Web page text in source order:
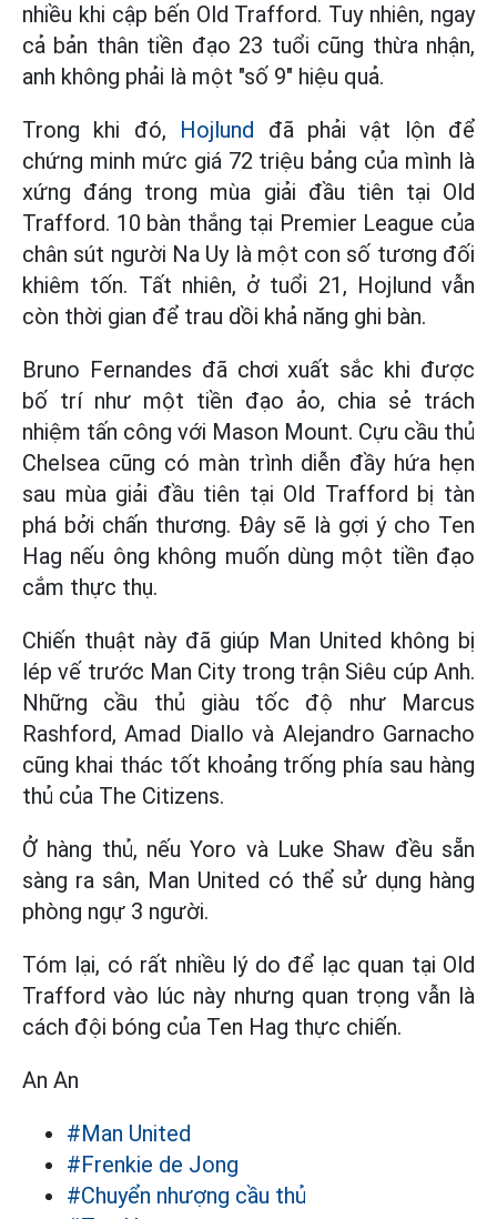
nhiều khi cập bến Old Trafford. Tuy nhiên, ngay
cả bản thân tiền đạo 23 tuổi cũng thừa nhận,
anh không phải là một "số 9" hiệu quả.
Trong khi đó, Hojlund đã phải vật lộn để
chứng minh mức giá 72 triệu bảng của mình là
xứng đáng trong mùa giải đầu tiên tại Old
Trafford. 10 bàn thắng tại Premier League của
chân sút người Na Uy là một con số tương đối
khiêm tốn. Tất nhiên, ở tuổi 21, Hojlund vẫn
còn thời gian để trau dồi khả năng ghi bàn.
Bruno Fernandes đã chơi xuất sắc khi được
bố trí như một tiền đạo ảo, chia sẻ trách
nhiệm tấn công với Mason Mount. Cựu cầu thủ
Chelsea cũng có màn trình diễn đầy hứa hẹn
sau mùa giải đầu tiên tại Old Trafford bị tàn
phá bởi chấn thương. Đây sẽ là gợi ý cho Ten
Hag nếu ông không muốn dùng một tiền đạo
cắm thực thụ.
Chiến thuật này đã giúp Man United không bị
lép vế trước Man City trong trận Siêu cúp Anh.
Những cầu thủ giàu tốc độ như Marcus
Rashford, Amad Diallo và Alejandro Garnacho
cũng khai thác tốt khoảng trống phía sau hàng
thủ của The Citizens.
Ở hàng thủ, nếu Yoro và Luke Shaw đều sẵn
sàng ra sân, Man United có thể sử dụng hàng
phòng ngự 3 người.‌
Tóm lại, có rất nhiều lý do để lạc quan tại Old
Trafford vào lúc này nhưng quan trọng vẫn là
cách đội bóng của Ten Hag thực chiến.
An An
#Man United
#Frenkie de Jong
#Chuyển nhượng cầu thủ